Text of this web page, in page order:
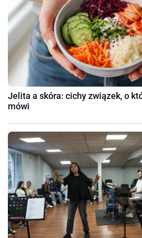
Jelita a skóra: cichy związek, o
mówi